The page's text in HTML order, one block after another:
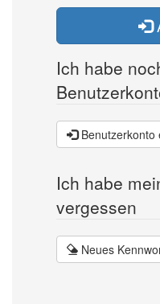
Ich habe
Benutzerkonto
Ich habe
vergessen
Neues